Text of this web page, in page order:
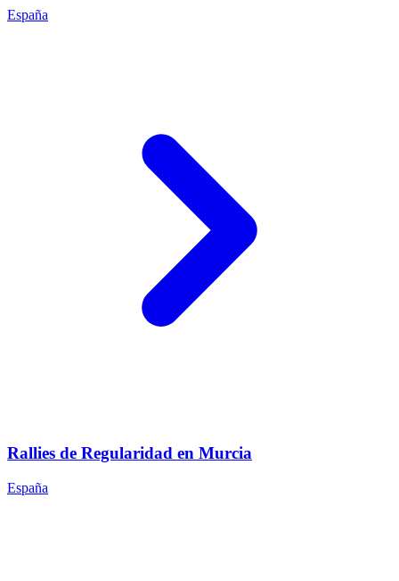
España
Rallies de Regularidad en Murcia
España